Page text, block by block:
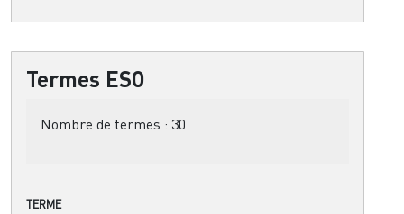
Termes ESO
Nombre de termes : 30
TERME